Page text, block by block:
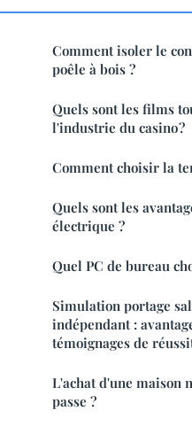
Comment isoler le
poêle à bois ?
Quels sont les films
l'industrie du casino ?
Comment choisir la
Quels sont les
électrique ?
Quel PC de bureau
Simulation portage
indépendant :
témoignages de
L'achat d'une maison
passe ?